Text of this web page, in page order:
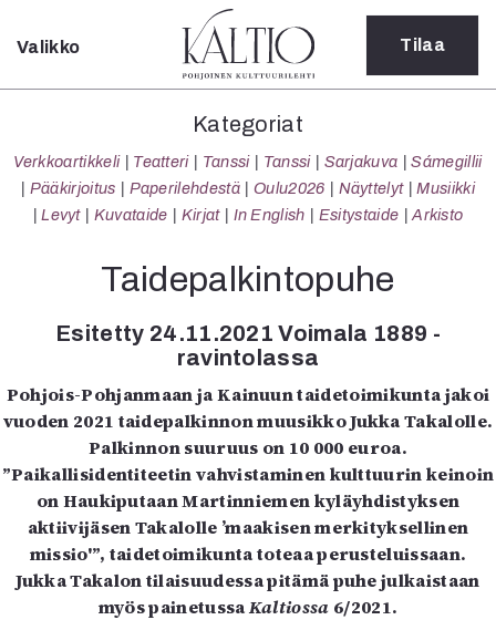
Sulje
Kategoriat
Verkkoartikkeli
Teatteri
Tanssi
Sarjakuva
Sámegillii
Paperilehdestä
Oulu2026
Näyttelyt
Musiikki
Levyt
Kuvataide
Kirjat
In English
Esitystaide
Arkisto
Valikko Tilaa
Kategoriat
Verkkoartikkeli Teatteri Tanssi Tanssi Sarjakuva
Sámegillii
Pääkirjoitus
Paperilehdestä Oulu2026 Näyttelyt
Musiikki
Levyt
Kuvataide Kirjat In English Esitystaide Arkisto
Taidepalkintopuhe
Esitetty 24.11.2021 Voimala 1889 -
ravintolassa
Pohjois-Pohjanmaan ja Kainuun taidetoimikunta jakoi
vuoden 2021 taidepalkinnon muusikko Jukka Takalolle.
Palkinnon suuruus on 10 000 euroa.
”Paikallisidentiteetin vahvistaminen kulttuurin keinoin
on Haukiputaan Martinniemen kyläyhdistyksen
aktiivijäsen Takalolle ’maakisen merkityksellinen
missio'”, taidetoimikunta toteaa perusteluissaan.
Jukka Takalon tilaisuudessa pitämä puhe julkaistaan
myös painetussaKaltiossa 6/2021.